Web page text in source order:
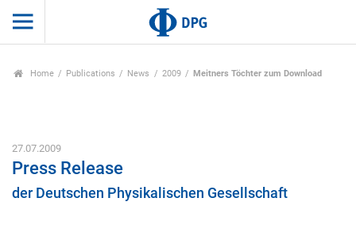
Home Publications News 2009 Meitners Töchter zum Download
27.07.2009
Press Release
der Deutschen Physikalischen Gesellschaft